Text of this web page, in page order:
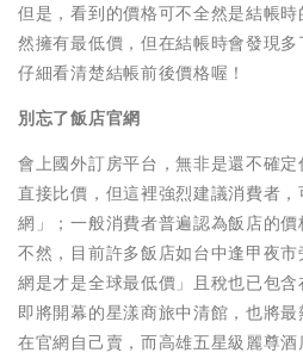
但是，看到的價格可不全然是結帳
然擁有最低價，但在結帳時會發現
仔細看清楚結帳前後價格喔！
別忘了飯店官網
會上國外訂房平台，無非是還不確
直接比價，但這裡強烈建議消費者
網」；一般消費者普遍認為飯店的
不然，目前許多飯店如台中逢甲夜
網是才是全球最低價」且稅也已包
即將開幕的星漾商旅中清館，也將
在官網自己賣，而高雄五星級麗尊